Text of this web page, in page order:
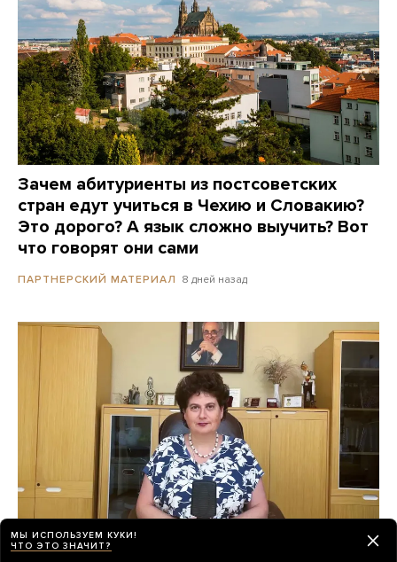
Зачем абитуриенты из постсоветских
стран едут учиться в Чехию и Словакию?
Это дорого? А язык сложно выучить? Вот
что говорят они сами
ПАРТНЕРСКИЙ МАТЕРИАЛ 8 дней назад
МЫ ИСПОЛЬЗУЕМ КУКИ!
ЧТО ЭТО ЗНАЧИТ?